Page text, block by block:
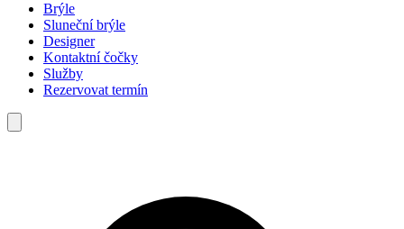
Brýle
Sluneční brýle
Designer
Kontaktní čočky
Služby
Rezervovat termín